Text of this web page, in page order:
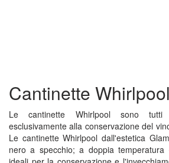
Cantinette Whirlpool
Le cantinette Whirlpool sono tutti
esclusivamente alla conservazione del
Le cantinette Whirlpool dall'estetica
nero a specchio; a doppia